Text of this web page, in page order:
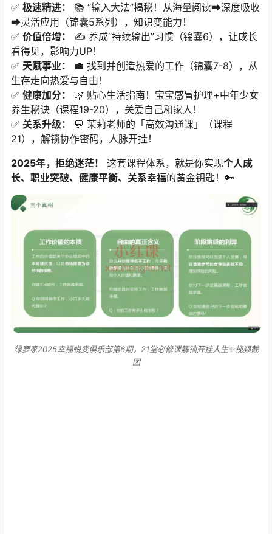
✅ ​ 极速精进：​
​ 📚 “输入大法”揭秘！从海量阅读➡️深度吸收
➡️灵活应用（锦囊5系列），知识变能力！
✅ ​ 价值倍增：​
​ ✍️ 养成“持续输出”习惯（锦囊6），让成长
看得见，影响力UP！
✅ ​ 天赋事业：​
​ 💼 找到并创造热爱的工作（锦囊7-8），从
生存走向热爱与自由！
✅ ​ 健康加分：​
​ 🌿 贴心生活指南！宝宝感冒护理+中年少女
养生秘诀（课程19-20），关爱自己和家人！
✅ ​ 关系升级：​
​ 💬 茉莉老师的「高效沟通课」（课程
21），解锁协作密码，人脉开挂！
2025年，拒绝迷茫！​
​ 这套课程体系，就是你实现个人成
长、职业突破、健康平衡、关系幸福的黄金钥匙！🔑
绿萝家2025幸福蜕变俱乐部第6期，21堂必修课解锁开挂人生✨视频截
图